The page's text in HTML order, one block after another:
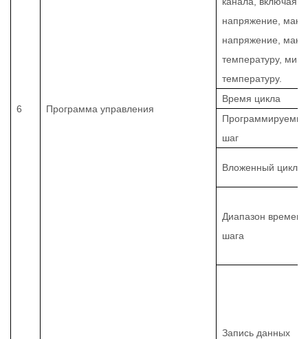
6 Программа управления
напряжение,
напряжение,
температуру,
температуру.
Время цикла
Программируемый
шаг
Вложенный цикл
Диапазон времени
шага
Запись данных